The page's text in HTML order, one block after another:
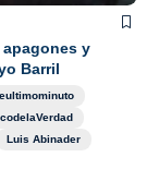
y
Barril
Luis Abinader